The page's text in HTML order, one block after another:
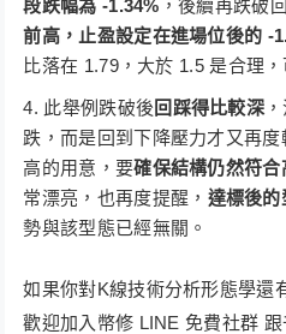
段跌幅為 -1.34% ，後續再跌破
前高，止盈設定在進場位後的 -
比落在 1.79，大於 1.5 是合理
此舉例跌破後 回踩得比較深
跌，而是回到下降壓力才又再
高的用意，要確保結構仍然符合
常漂亮，也再度提醒， 達標後的
勢與該型態已經無關。
如果你對K線技術分析形態學還
歡迎加入幣修 LINE 免費社群